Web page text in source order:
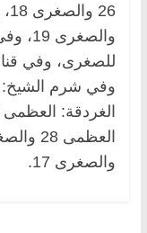
والصغرى 17.